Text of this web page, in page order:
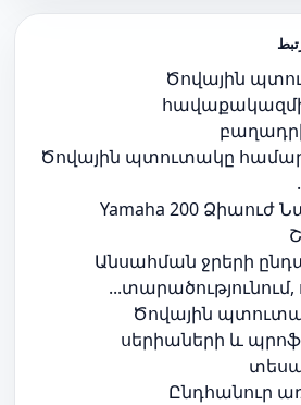
Ծովային
հավաքակազմի
Ծովային պտուտակը
Yamaha 200 Ձիաուժ
Անսահման ջրերի
տարածությունում,
Ծովային
սերիաների և
Ընդհանուր